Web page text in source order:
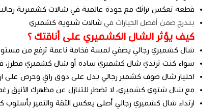
قطعة تعكس تراثك مع جودة عالمية في شالات كشميرية
يندرج ضمن أفضل الخيارات في شالات شتوية كشميري
كيف يؤثر الشال الكشميري على أناقتك ؟
شال كشميري رجالي يضفي لمسة فخامة ناعمة ترفع من
سواء كنت ترتدي شال كشميري ساده أو شال كشميري مطرز،
اختيار شال صوف كشمير رجالي يدل على ذوق راقٍ وحرص على
مع شال شتوي كشميري، لا تضطر للتنازل عن مظهرك الأنيق رغم
ارتداء شال كشميري رجالي أصلي يعكس الثقة والتميز بأسلوب